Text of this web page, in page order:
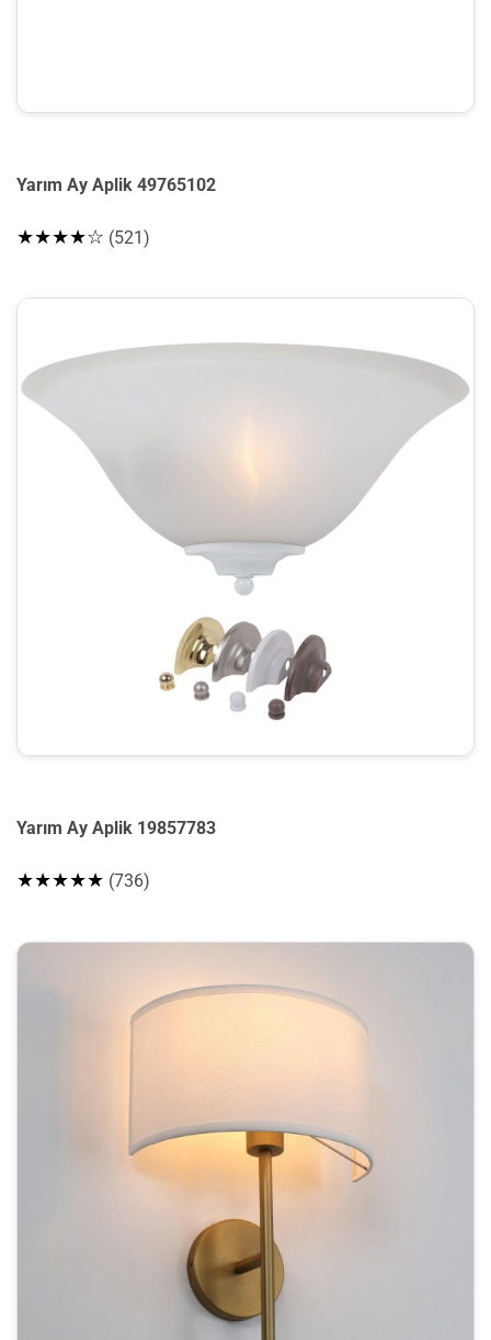
Yarım Ay Aplik 49765102
★★★★☆ (521)
Yarım Ay Aplik 19857783
★★★★★ (736)